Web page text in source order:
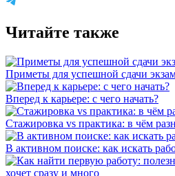
Читайте также
Приметы для успешной сдачи
Вперед к карьере: с чего начать?
Стажировка vs практика: в чём
В активном поиске: как искать